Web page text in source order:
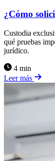
¿Cómo
Custodia
qué pruebas
jurídico.
4 min
Leer más